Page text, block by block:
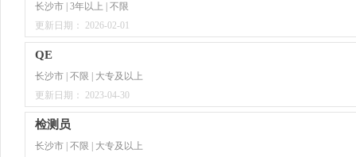
长沙市 | 3年以上 | 不限
更新日期： 2026-02-01
QE
长沙市 | 不限 | 大专及以上
更新日期： 2023-04-30
检测员
长沙市 | 不限 | 大专及以上